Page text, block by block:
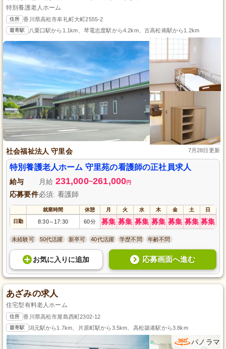
特別養護老人ホーム
住所 香川県高松市牟礼町大町2555-2
最寄駅 八栗口駅から1.1km、琴電志度駅から4.2km、古高松南駅から1.2km
社会福祉法人 守里会 7月28日更新
特別養護老人ホーム 守里苑の看護師の正社員求人
給与 月給 231,000~261,000円
応募要件必須: 看護師
就業時間 休憩 月 火 水 木 金 土 日
日勤 8:30～ 17:30 60分 募集 募集 募集 募集 募集 募集 募集
未経験可 50代活躍 新卒可 40代活躍 学歴不問 年齢不問
お気に入り に追加 応募画面へ進む
あざみの求人
住宅型有料老人ホーム
住所 香川県高松市屋島西町2302-12
最寄駅 潟元駅から1.7km、片原町駅から3.5km、高松築港駅から3.8km
パノラマ